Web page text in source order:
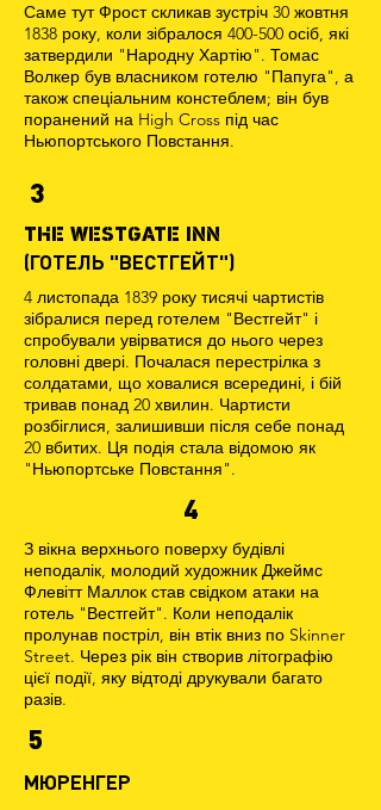
Саме тут Фрост скликав зустріч 30 жовтня
1838 року, коли зібралося 400-500 осіб, які
затвердили "Народну Хартію". Томас
Волкер був власником готелю "Папуга", а
також спеціальним констеблем; він був
поранений на High Cross під час
Ньюпортського Повстання.
3
THE WESTGATE INN
(ГОТЕЛЬ "ВЕСТГЕЙТ")
4 листопада 1839 року тисячі чартистів
зібралися перед готелем "Вестгейт" і
спробували увірватися до нього через
головні двері. Почалася перестрілка з
солдатами, що ховалися всередині, і бій
тривав понад 20 хвилин. Чартисти
розбіглися, залишивши після себе понад
20 вбитих. Ця подія стала відомою як
"Ньюпортське Повстання".
4
З вікна верхнього поверху будівлі
неподалік, молодий художник Джеймс
Флевітт Маллок став свідком атаки на
готель "Вестгейт". Коли неподалік
пролунав постріл, він втік вниз по Skinner
Street. Через рік він створив літографію
цієї події, яку відтоді друкували багато
разів.
5
МЮРЕНГЕР